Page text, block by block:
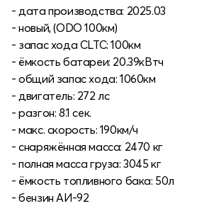
- дата производства: 2025.03
- новый, (ODO 100км)
- запас хода CLTC: 100км
- ёмкость батареи: 20.39кВтч
- общий запас хода: 1060км
- двигатель: 272 лс
- разгон: 8.1 сек.
- макс. скорость: 190км/ч
- снаряжённая масса: 2470 кг
- полная масса груза: 3045 кг
- ёмкость топливного бака: 50л
- бензин АИ-92